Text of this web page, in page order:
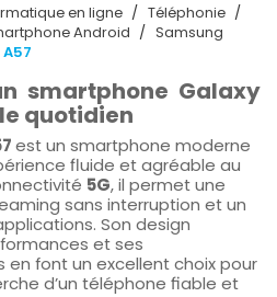
en ligne
Téléphonie
Android
Samsung
smartphone Galaxy
quotidien
est un smartphone moderne
fluide et agréable au
5G, il permet une
sans interruption et un
Son design
et ses
font un excellent choix pour
d’un téléphone fiable et